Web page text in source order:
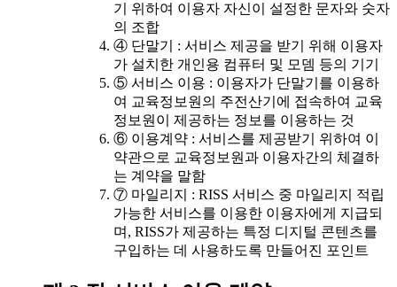
기 위하여 이용자 자신이 설정한 문자와 숫자
의 조합
④ 단말기 : 서비스 제공을 받기 위해 이용자
가 설치한 개인용 컴퓨터 및 모뎀 등의 기기
⑤ 서비스 이용 : 이용자가 단말기를 이용하
여 교육정보원의 주전산기에 접속하여 교육
정보원이 제공하는 정보를 이용하는 것
⑥ 이용계약 : 서비스를 제공받기 위하여 이
약관으로 교육정보원과 이용자간의 체결하
는 계약을 말함
⑦ 마일리지 : RISS 서비스 중 마일리지 적립
가능한 서비스를 이용한 이용자에게 지급되
며, RISS가 제공하는 특정 디지털 콘텐츠를
구입하는 데 사용하도록 만들어진 포인트